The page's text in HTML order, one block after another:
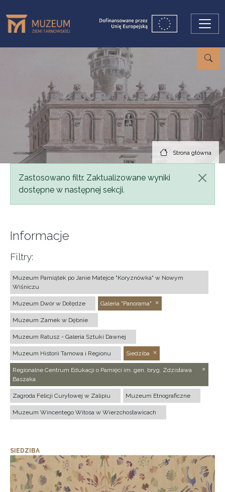
Strona główna
Komunikat
Zastosowano filtr. Zaktualizowane wyniki
dostępne w następnej sekcji.
Informacje
Filtry:
Muzeum Pamiątek po Janie Matejce "Koryznówka" w Nowym
Wiśniczu
Muzeum Dwór w Dołędze Galeria "Panorama"
Muzeum Zamek w Dębnie
Muzeum Ratusz - Galeria Sztuki Dawnej
Muzeum Historii Tarnowa i Regionu Siedziba
Regionalne Centrum Edukacji o Pamięci im. gen. bryg. Zdzisława
Baszaka
Zagroda Felicji Curyłowej w Zalipiu Muzeum Etnograficzne
Muzeum Wincentego Witosa w Wierzchosławicach
SIEDZIBA